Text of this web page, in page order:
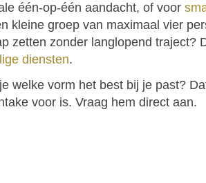
één-op-één aandacht, of voor
kleine groep van maximaal vier
zetten zonder langlopend traject?
diensten.
welke vorm het best bij je past?
voor is. Vraag hem direct aan.